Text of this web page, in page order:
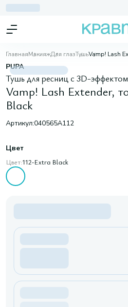
ГлавнаяМакияжДля глазТушьVamp! Lash
PUPA
Тушь для ресниц c 3D-эффектом
Vamp! Lash Extender,
Black
Артикул:040565A112
Цвет
Цвет:112-Extra Black